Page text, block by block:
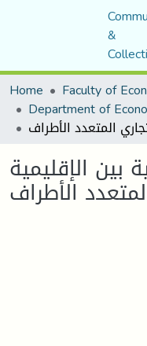
&
Home
Department of
بين الإقليمية
الأطراف